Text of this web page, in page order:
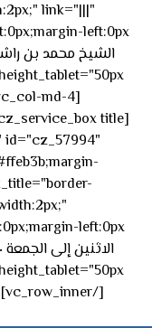
link="|||"
id="cz_57994"